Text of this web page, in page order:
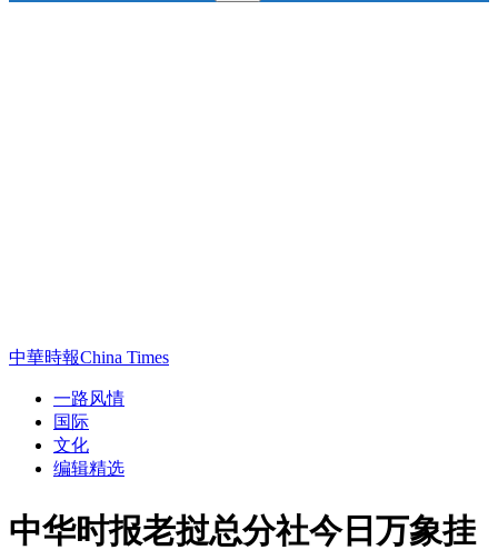
中華時報China Times
一路风情
国际
文化
编辑精选
中华时报老挝总分社今日万象挂